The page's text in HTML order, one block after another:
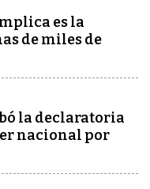
es la
de miles de
la declaratoria
nacional por